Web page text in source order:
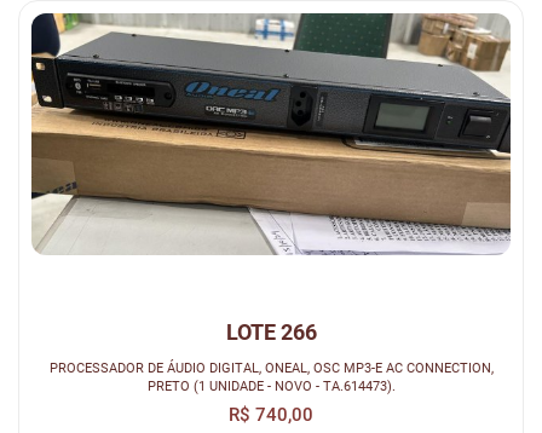
LOTE 266
PROCESSADOR DE ÁUDIO DIGITAL, ONEAL, OSC MP3-E AC CONNECTION,
PRETO (1 UNIDADE - NOVO - TA.614473).
R$ 740,00